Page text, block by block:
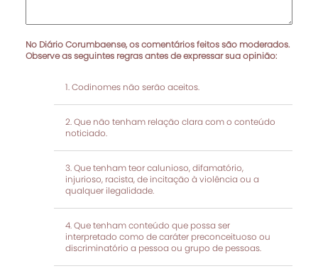
No Diário Corumbaense, os comentários feitos são moderados.
Observe as seguintes regras antes de expressar sua opinião:
Codinomes não serão aceitos.
Que não tenham relação clara com o conteúdo
noticiado.
Que tenham teor calunioso, difamatório,
injurioso, racista, de incitação à violência ou a
qualquer ilegalidade.
Que tenham conteúdo que possa ser
interpretado como de caráter preconceituoso ou
discriminatório a pessoa ou grupo de pessoas.